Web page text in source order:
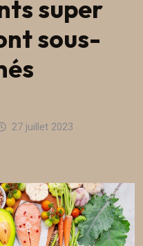
super
sous-
27 juillet 2023